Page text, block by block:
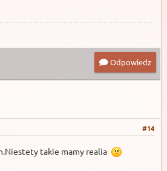
Odpowiedz
#14
takie mamy realia